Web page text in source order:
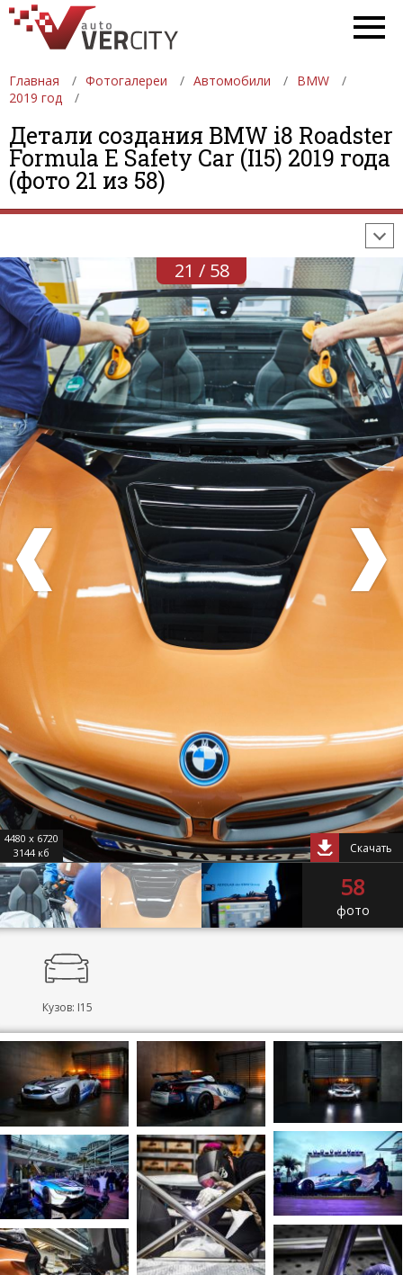
Главная Фотогалереи Автомобили
BMW
2019 год
Детали создания BMW i8 Roadster
Formula E Safety Car (I15) 2019 года
(фото 21 из 58)
ФОТОГАЛЕРЕИ АВТОМОБИЛИ
ДЕВУШКИ
АВТОСАЛОНЫ
ФОРМУЛА-1
21 / 58
4480 x 6720
3144 кб
Скачать
58
фото
Кузов: I15